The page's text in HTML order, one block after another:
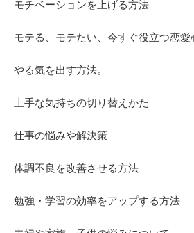
モチベーションを上げる方法
モテる、モテたい、今すぐ役立つ恋愛
やる気を出す方法。
上手な気持ちの切り替えかた
仕事の悩みや解決策
体調不良を改善させる方法
勉強・学習の効率をアップする方法